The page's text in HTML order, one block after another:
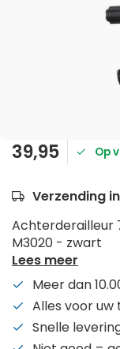
39,95 Op
Verzending
Achterderailleur
M3020 - zwart
Lees meer
Meer dan
Alles voor
Snelle